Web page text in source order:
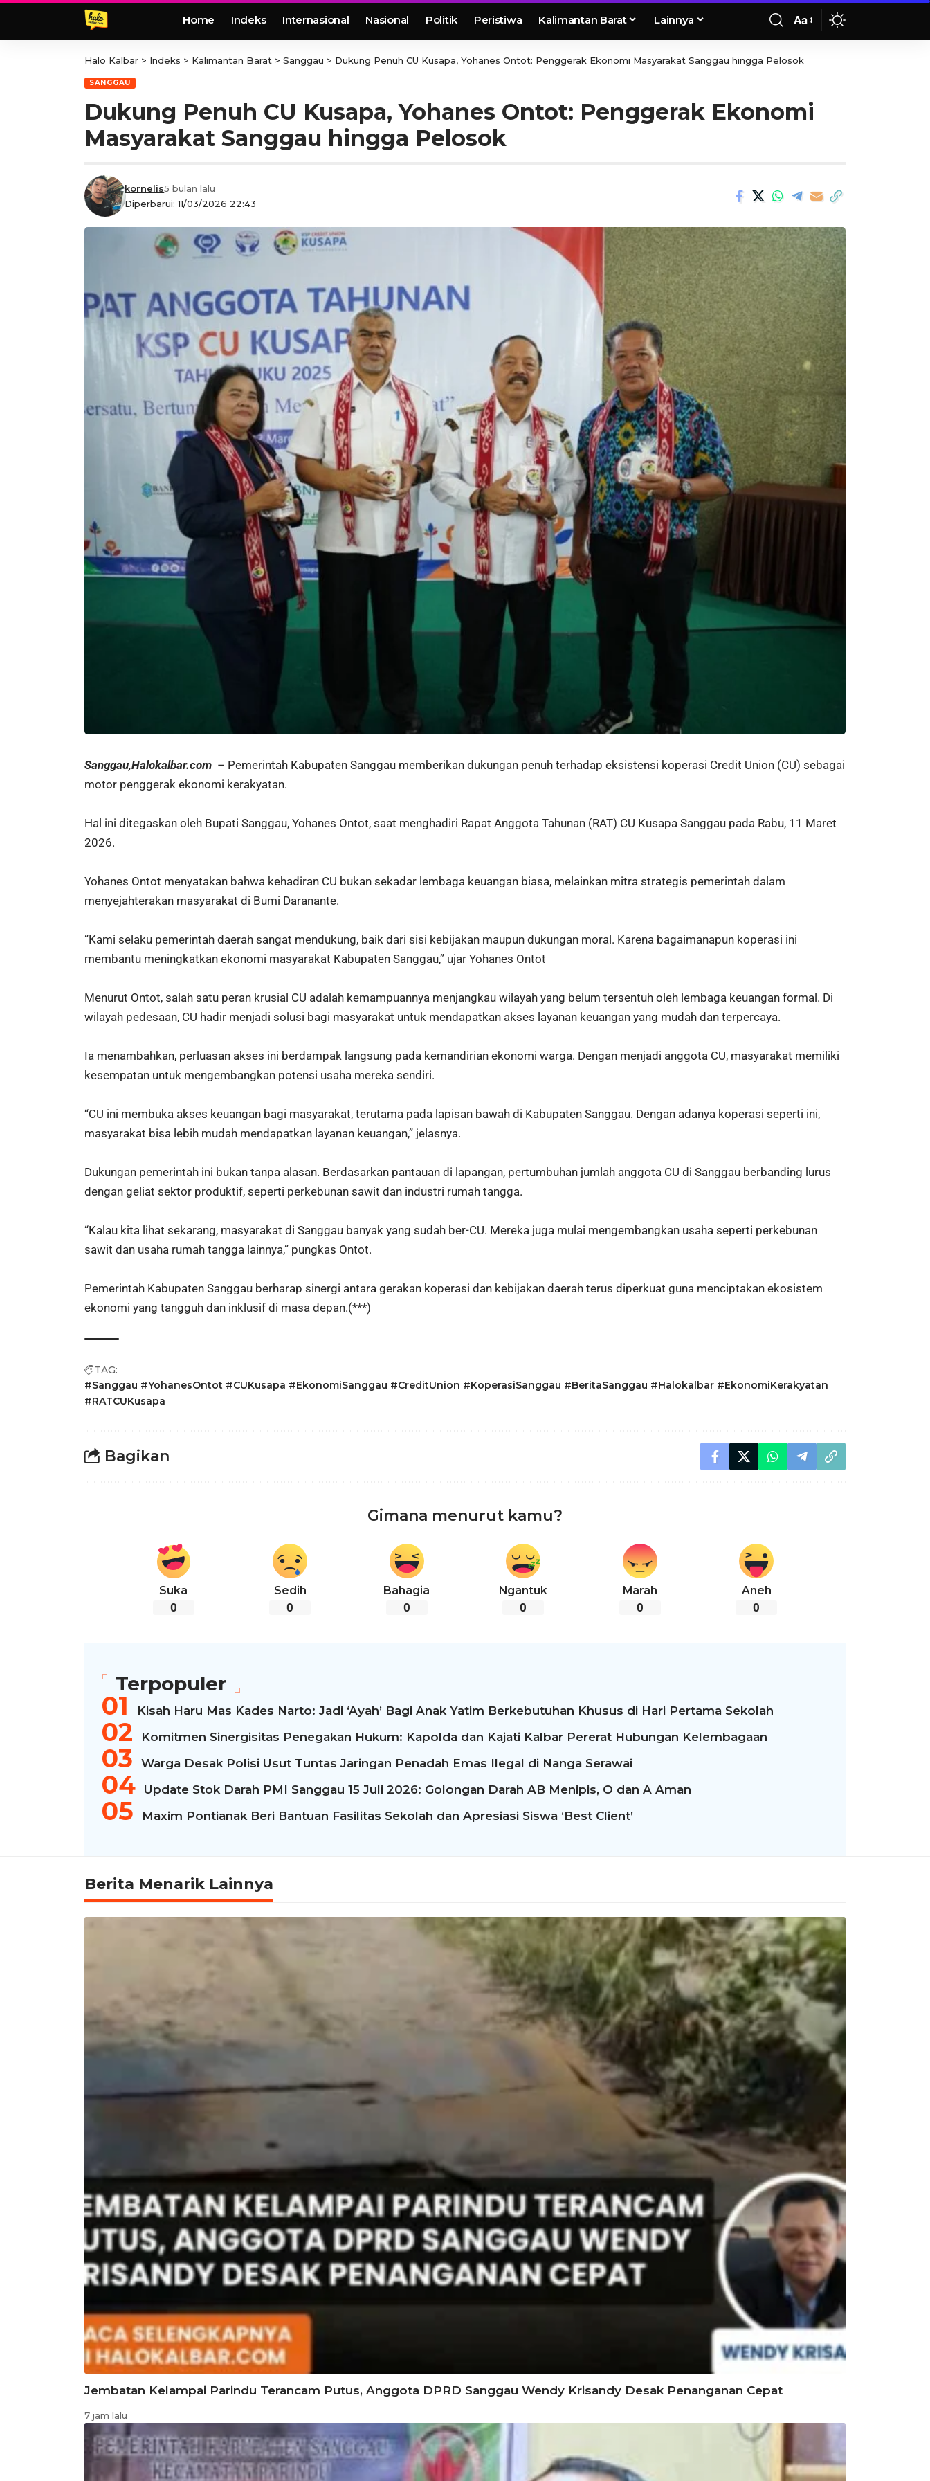
Home Indeks Internasional Nasional Politik Peristiwa Kalimantan Barat Lainnya Aa
Halo Kalbar > Indeks > Kalimantan Barat > Sanggau > Dukung Penuh CU Kusapa, Yohanes Ontot: Penggerak Ekonomi Masyarakat Sanggau hingga Pelosok
SANGGAU
Dukung Penuh CU Kusapa, Yohanes Ontot: Penggerak Ekonomi
Masyarakat Sanggau hingga Pelosok
Diperbarui: 11/03/2026 22:43
kornelis5 bulan lalu
Sanggau,Halokalbar.com – Pemerintah Kabupaten Sanggau memberikan dukungan penuh terhadap eksistensi koperasi Credit Union (CU) sebagai
motor penggerak ekonomi kerakyatan.
Hal ini ditegaskan oleh Bupati Sanggau, Yohanes Ontot, saat menghadiri Rapat Anggota Tahunan (RAT) CU Kusapa Sanggau pada Rabu, 11 Maret
2026.
Yohanes Ontot menyatakan bahwa kehadiran CU bukan sekadar lembaga keuangan biasa, melainkan mitra strategis pemerintah dalam
menyejahterakan masyarakat di Bumi Daranante.
“Kami selaku pemerintah daerah sangat mendukung, baik dari sisi kebijakan maupun dukungan moral. Karena bagaimanapun koperasi ini
membantu meningkatkan ekonomi masyarakat Kabupaten Sanggau,” ujar Yohanes Ontot
Menurut Ontot, salah satu peran krusial CU adalah kemampuannya menjangkau wilayah yang belum tersentuh oleh lembaga keuangan formal. Di
wilayah pedesaan, CU hadir menjadi solusi bagi masyarakat untuk mendapatkan akses layanan keuangan yang mudah dan terpercaya.
Ia menambahkan, perluasan akses ini berdampak langsung pada kemandirian ekonomi warga. Dengan menjadi anggota CU, masyarakat memiliki
kesempatan untuk mengembangkan potensi usaha mereka sendiri.
“CU ini membuka akses keuangan bagi masyarakat, terutama pada lapisan bawah di Kabupaten Sanggau. Dengan adanya koperasi seperti ini,
masyarakat bisa lebih mudah mendapatkan layanan keuangan,” jelasnya.
Dukungan pemerintah ini bukan tanpa alasan. Berdasarkan pantauan di lapangan, pertumbuhan jumlah anggota CU di Sanggau berbanding lurus
dengan geliat sektor produktif, seperti perkebunan sawit dan industri rumah tangga.
“Kalau kita lihat sekarang, masyarakat di Sanggau banyak yang sudah ber-CU. Mereka juga mulai mengembangkan usaha seperti perkebunan
sawit dan usaha rumah tangga lainnya,” pungkas Ontot.
Pemerintah Kabupaten Sanggau berharap sinergi antara gerakan koperasi dan kebijakan daerah terus diperkuat guna menciptakan ekosistem
ekonomi yang tangguh dan inklusif di masa depan.(***)
TAG:
#Sanggau #YohanesOntot #CUKusapa #EkonomiSanggau #CreditUnion #KoperasiSanggau #BeritaSanggau #Halokalbar #EkonomiKerakyatan
#RATCUKusapa
Bagikan
Gimana menurut kamu?
Suka
0
Sedih
0
Bahagia
0
Ngantuk
0
Marah
0
Aneh
0
Terpopuler
Kisah Haru Mas Kades Narto: Jadi ‘Ayah’ Bagi Anak Yatim Berkebutuhan Khusus di Hari Pertama Sekolah
Komitmen Sinergisitas Penegakan Hukum: Kapolda dan Kajati Kalbar Pererat Hubungan Kelembagaan
Warga Desak Polisi Usut Tuntas Jaringan Penadah Emas Ilegal di Nanga Serawai
Update Stok Darah PMI Sanggau 15 Juli 2026: Golongan Darah AB Menipis, O dan A Aman
Maxim Pontianak Beri Bantuan Fasilitas Sekolah dan Apresiasi Siswa ‘Best Client’
Berita Menarik Lainnya
Jembatan Kelampai Parindu Terancam Putus, Anggota DPRD Sanggau Wendy Krisandy Desak Penanganan Cepat
7 jam lalu